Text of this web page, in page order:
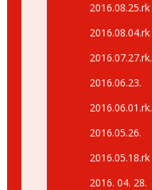
2016.08.25.rk
2016.08.04.rk
2016.07.27.rk.
2016.06.23.
2016.06.01.rk.
2016.05.26.
2016.05.18.rk
2016. 04. 28.